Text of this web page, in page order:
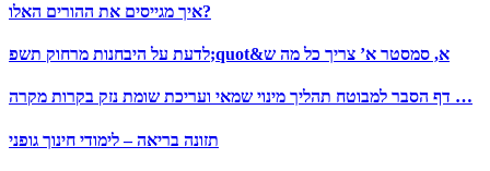
איך מגייסים את ההורים האלו?
לדעת על היבחנות מרחוק תשפ;quot&א, סמסטר א’ צריך כל מה ש
דף הסבר למבוטח תהליך מינוי שמאי ועריכת שומת נזק בקרות מקרה …
תזונה בריאה – לימודי חינוך גופני